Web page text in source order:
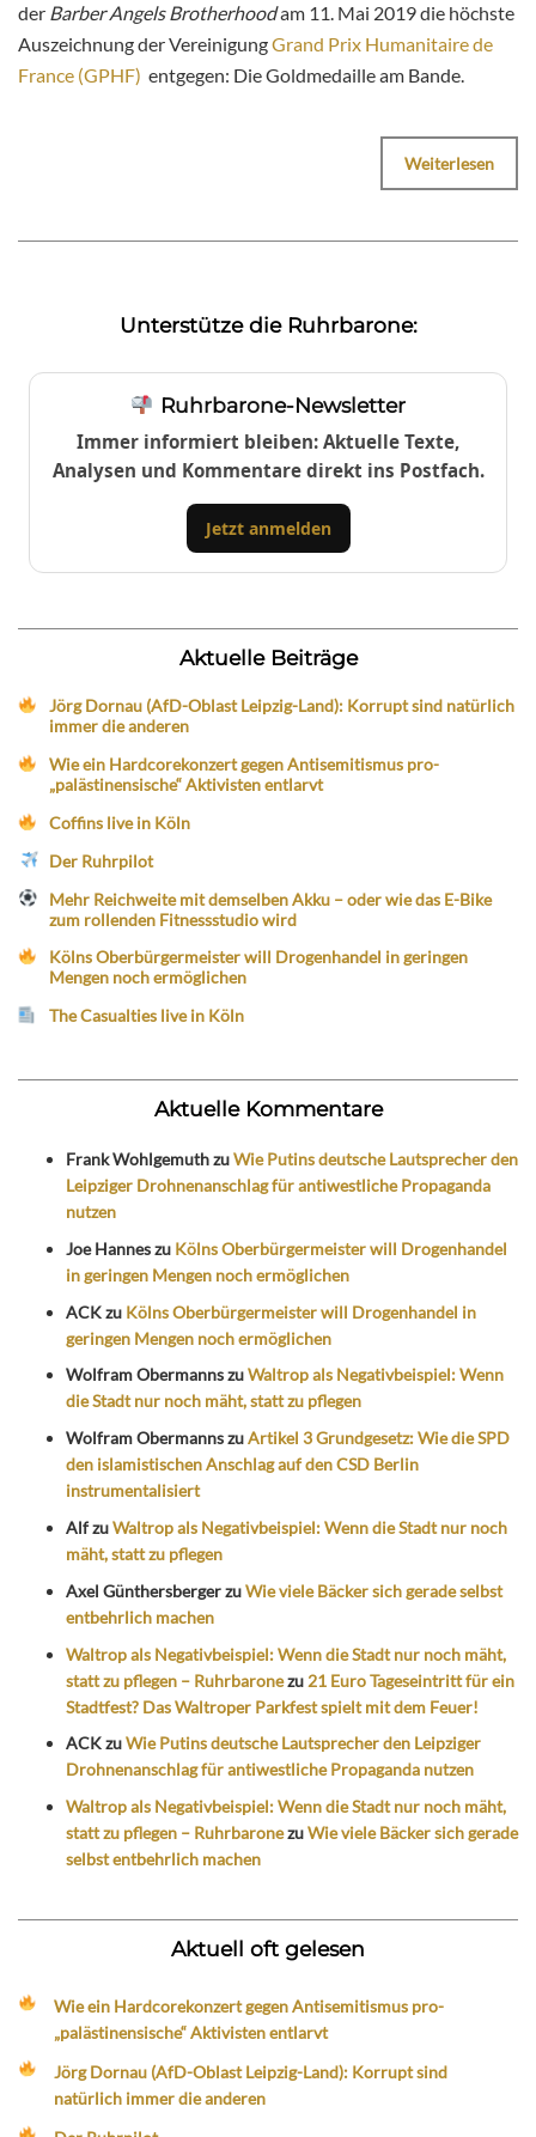
der Barber Angels Brotherhoodam 11. Mai 2019 die höchste
Auszeichnung der VereinigungGrand Prix Humanitaire de
France (GPHF) entgegen: Die Goldmedaille am Bande.
Weiterlesen
Unterstütze die Ruhrbarone:
Ruhrbarone-Newsletter
Immer informiert bleiben: Aktuelle Texte,
Analysen und Kommentare direkt ins Postfach.
Jetzt anmelden
Aktuelle Beiträge
Jörg Dornau (AfD-Oblast Leipzig-Land): Korrupt sind natürlich
immer die anderen
Wie ein Hardcorekonzert gegen Antisemitismus pro-
„palästinensische“ Aktivisten entlarvt
Coffins live in Köln
Der Ruhrpilot
Mehr Reichweite mit demselben Akku – oder wie das E-Bike
zum rollenden Fitnessstudio wird
Kölns Oberbürgermeister will Drogenhandel in geringen
Mengen noch ermöglichen
The Casualties live in Köln
Aktuelle Kommentare
Frank WohlgemuthzuWie Putins deutsche Lautsprecher den
Leipziger Drohnenanschlag für antiwestliche Propaganda
nutzen
Joe Hanneszu Kölns Oberbürgermeister will Drogenhandel
in geringen Mengen noch ermöglichen
ACKzu Kölns Oberbürgermeister will Drogenhandel in
geringen Mengen noch ermöglichen
Wolfram ObermannszuWaltrop als Negativbeispiel: Wenn
die Stadt nur noch mäht, statt zu pflegen
Wolfram ObermannszuArtikel 3 Grundgesetz: Wie die SPD
den islamistischen Anschlag auf den CSD Berlin
instrumentalisiert
AlfzuWaltrop als Negativbeispiel: Wenn die Stadt nur noch
mäht, statt zu pflegen
Axel GünthersbergerzuWie viele Bäcker sich gerade selbst
entbehrlich machen
Waltrop als Negativbeispiel: Wenn die Stadt nur noch mäht,
statt zu pflegen – Ruhrbaronezu 21 Euro Tageseintritt für ein
Stadtfest? Das Waltroper Parkfest spielt mit dem Feuer!
ACKzuWie Putins deutsche Lautsprecher den Leipziger
Drohnenanschlag für antiwestliche Propaganda nutzen
Waltrop als Negativbeispiel: Wenn die Stadt nur noch mäht,
statt zu pflegen – RuhrbaronezuWie viele Bäcker sich gerade
selbst entbehrlich machen
Aktuell oft gelesen
Wie ein Hardcorekonzert gegen Antisemitismus pro-
„palästinensische“ Aktivisten entlarvt
Jörg Dornau (AfD-Oblast Leipzig-Land): Korrupt sind
natürlich immer die anderen